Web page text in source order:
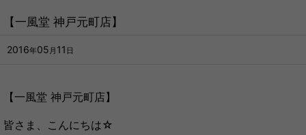
【一風堂 神戸元町店】
2016年05 月 11 日
【一風堂 神戸元町店】
皆さま、こんにちは☆